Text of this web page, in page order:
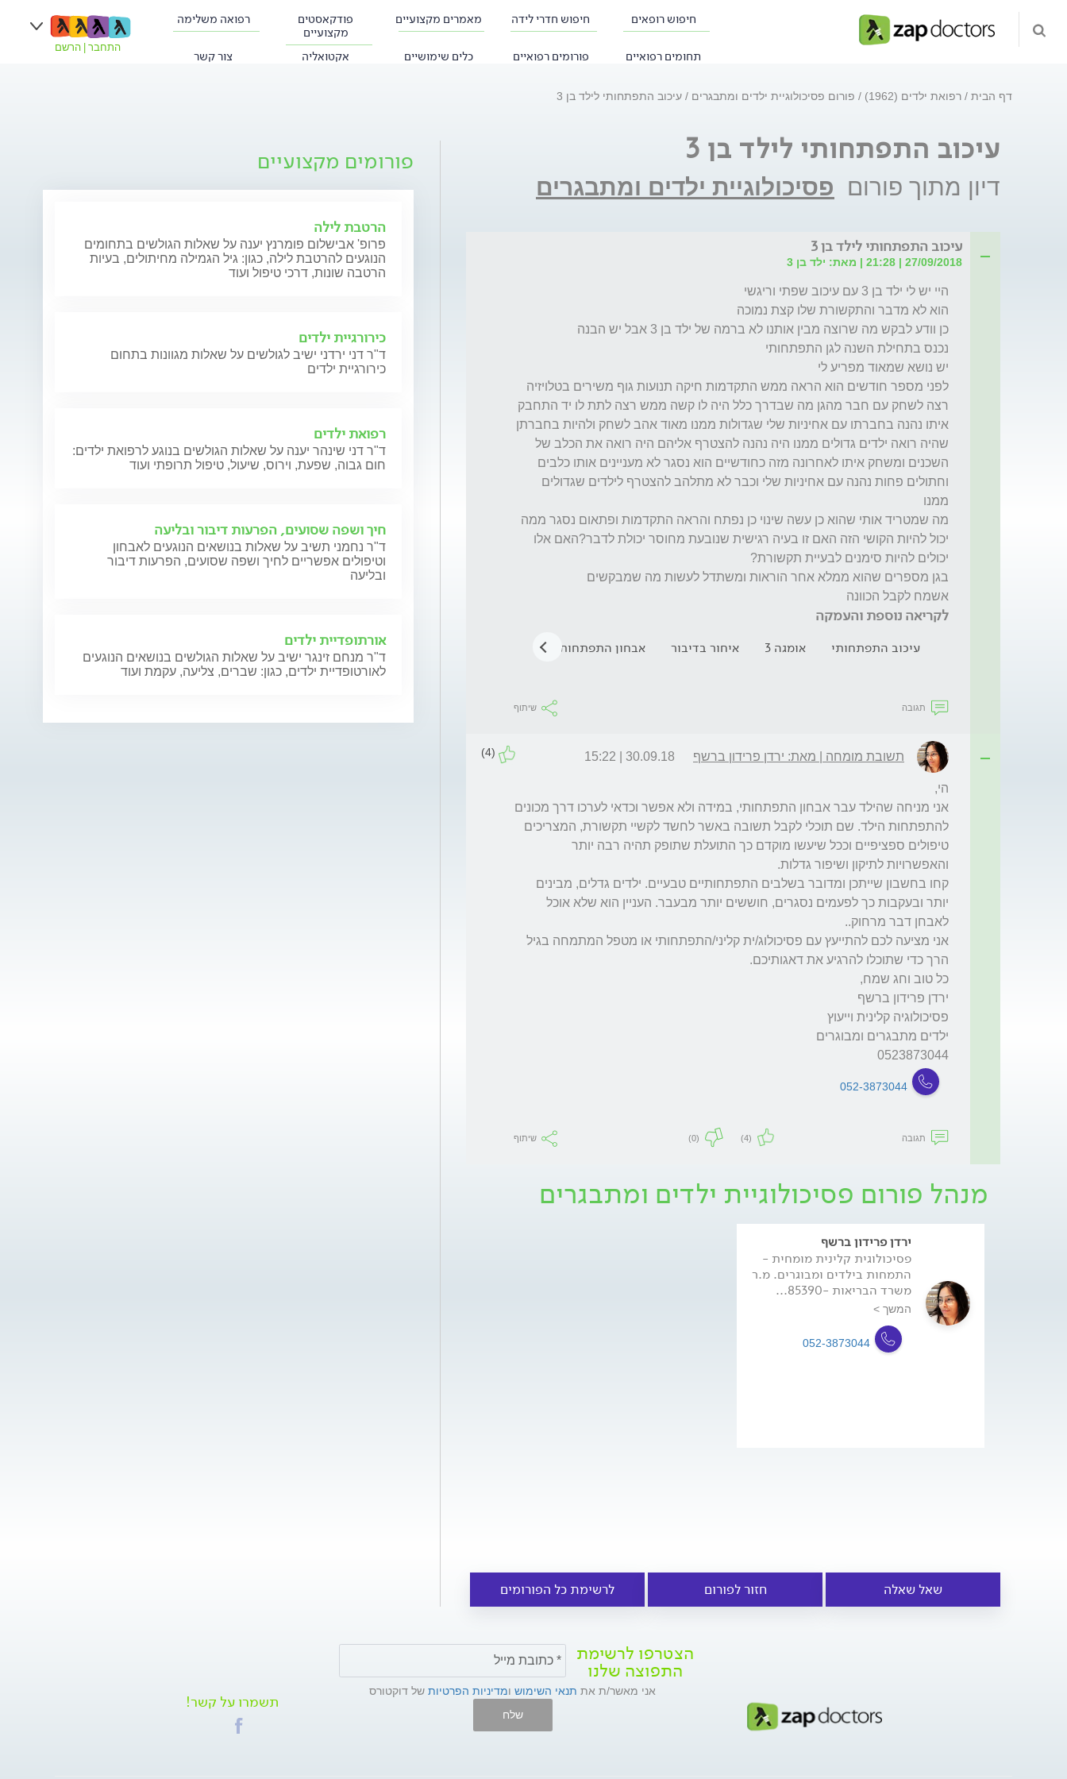
חיפוש רופאים חיפוש חדרי לידה מאמרים מקצועיים
פודקאסטים
מקצועיים
רפואה משלימה
תחומים רפואיים פורומים רפואיים כלים שימושיים אקטואליה צור קשר
התחבר הרשם
דף הבית רפואת ילדים (1962) פורום פסיכולוגיית ילדים ומתבגרים עיכוב התפתחותי לילד בן 3
עיכוב התפתחותי לילד בן 3
דיון מתוך פורום פסיכולוגיית ילדים ומתבגרים
עיכוב התפתחותי לילד בן 3
27/09/2018 | 21:28 | מאת: ילד בן 3
אשמח לקבל הכוונה
לקריאה נוספת והעמקה
עיכוב התפתחותי אומגה 3 איחור בדיבור אבחון התפתחותי טיפול פסיכולוגי אבל
תגובה שיתוף
תשובת מומחה | מאת: ירדן פרידון ברשף 30.09.18 | 15:22
(4)
0523873044
052-3873044
תגובה (4)
(0) שיתוף
מנהל פורום פסיכולוגיית ילדים ומתבגרים
ירדן פרידון ברשף
פסיכולוגית קלינית מומחית -
התמחות בילדים ומבוגרים. מ.ר
משרד הבריאות -85390...
המשך >
052-3873044
שאל שאלה חזור לפורום לרשימת כל הפורומים
פורומים מקצועיים
הרטבת לילה
פרופ' אבישלום פומרנץ יענה על שאלות הגולשים בתחומים
הנוגעים להרטבת לילה, כגון: גיל הגמילה מחיתולים, בעיות
הרטבה שונות, דרכי טיפול ועוד
כירורגיית ילדים
ד"ר דני ירדני ישיב לגולשים על שאלות מגוונות בתחום
כירורגיית ילדים
רפואת ילדים
ד"ר דני שינהר יענה על שאלות הגולשים בנוגע לרפואת ילדים:
חום גבוה, שפעת, וירוס, שיעול, טיפול תרופתי ועוד
חיך ושפה שסועים, הפרעות דיבור ובליעה
ד"ר נחמני תשיב על שאלות בנושאים הנוגעים לאבחון
וטיפולים אפשריים לחיך ושפה שסועים, הפרעות דיבור
ובליעה
אורתופדיית ילדים
ד"ר מנחם זינגר ישיב על שאלות הגולשים בנושאים הנוגעים
לאורטופדיית ילדים, כגון: שברים, צליעה, עקמת ועוד
הצטרפו לרשימת
התפוצה שלנו
אני מאשר/ת את תנאי השימוש ומדיניות הפרטיות של דוקטורס
שלח
תשמרו על קשר!